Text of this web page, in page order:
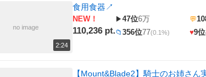
no image
2:24
食用食器↗
NEW！
110,236 pt.
▶47位6万 💬
📁 356位77(0.1%) ♥9位
【Mount&Blade2】騎士のお姉さん